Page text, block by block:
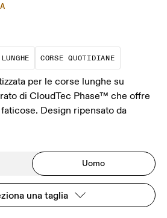
con cui corri di più. Deve
Corse a ritmo sostenuto per
CORSE QUOTIDIANE
Corse a
per le corse lunghe su
di CloudTec Phase™ che offre
Design ripensato da
Uomo
una taglia